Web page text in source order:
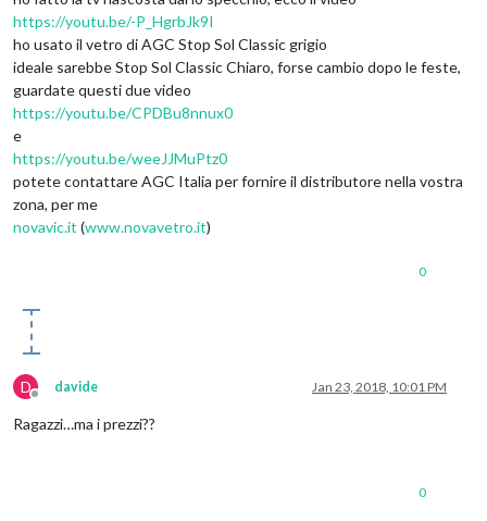
https://youtu.be/-P_HgrbJk9I
ho usato il vetro di AGC Stop Sol Classic grigio
ideale sarebbe Stop Sol Classic Chiaro, forse cambio dopo le feste,
guardate questi due video
https://youtu.be/CPDBu8nnux0
e
https://youtu.be/weeJJMuPtz0
potete contattare AGC Italia per fornire il distributore nella vostra
zona, per me
novavic.it (www.novavetro.it)
0
D
Offline
davide Jan 23, 2018, 10:01 PM
Ragazzi…ma i prezzi??
0